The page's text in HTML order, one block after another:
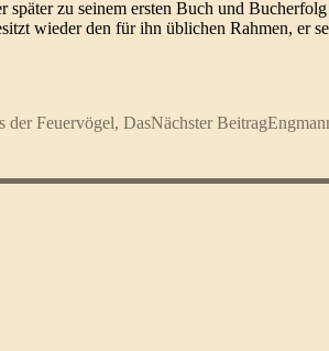
später zu seinem ersten Buch und
wieder den für ihn üblichen Rahmen, er
der Feuervögel, DasNächster Beitrag